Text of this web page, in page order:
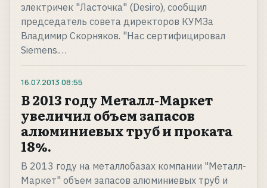
электричек "Ласточка" (Desiro), сообщил
председатель совета директоров КУМЗа
Владимир Скорняков. "Нас сертифицировал
Siemens.…
16.07.2013 08:55
В 2013 году Металл-Маркет
увеличил объем запасов
алюминиевых труб и проката
18%.
В 2013 году на металлобазах компании "Металл-
Маркет" объем запасов алюминиевых труб и